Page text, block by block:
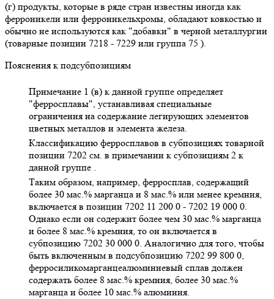
(г) продукты, которые в ряде стран известны иногда как
ферроникели или ферроникельхромы, обладают ковкостью и
обычно не используются как "добавки" в черной металлургии
(товарные позиции 7218 - 7229 или группа 75 ).
Пояснения к подсубпозициям
Примечание 1 (в) к данной группе определяет
"ферросплавы", устанавливая специальные
ограничения на содержание легирующих элементов
цветных металлов и элемента железа.
Классификацию ферросплавов в субпозициях товарной
позиции 7202 см. в примечании к субпозициям 2 к
данной группе .
Таким образом, например, ферросплав, содержащий
более 30 мас.% марганца и 8 мас.% или менее кремния,
включается в позиции 7202 11 200 0 - 7202 19 000 0.
Однако если он содержит более чем 30 мас.% марганца
и более 8 мас.% кремния, то он включается в
субпозицию 7202 30 000 0. Аналогично для того, чтобы
быть включенным в подсубпозицию 7202 99 800 0,
ферросиликомарганцеалюминиевый сплав должен
содержать более 8 мас.% кремния, более 30 мас.%
марганца и более 10 мас.% алюминия.